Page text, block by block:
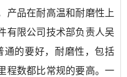
产品在耐高温和耐磨性上
有限公司技术部负责人吴
通的要好，耐磨性，包括
程数都比常规的要高。一